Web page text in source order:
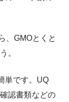
、GMOとくと
。
単です。UQ
認書類などの